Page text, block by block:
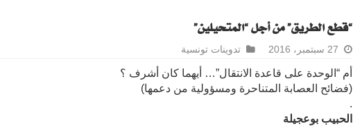
“قطع الطريق” من أجل “المتحيلين”
27 سبتمبر، 2016 تدوينات تونسية
أم “الوحدة على قاعدة الانتقال”… أيهما كان أشرف ؟
(فضائح العصابة المتناحرة ومسؤولية من دعمها)
.
الحبيب بوعجيلة